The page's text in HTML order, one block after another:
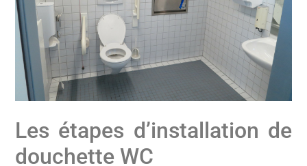
Les étapes d’installation de
douchette WC